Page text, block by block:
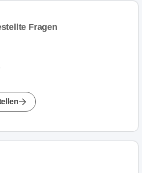
Fragen